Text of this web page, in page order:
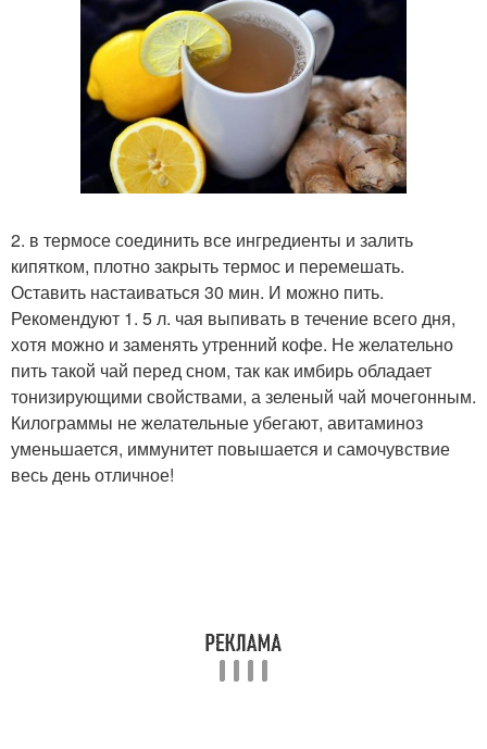
2. в термосе соединить все ингредиенты и залить
кипятком, плотно закрыть термос и перемешать.
Оставить настаиваться 30 мин. И можно пить.
Рекомендуют 1. 5 л. чая выпивать в течение всего дня,
хотя можно и заменять утренний кофе. Не желательно
пить такой чай перед сном, так как имбирь обладает
тонизирующими свойствами, а зеленый чай мочегонным.
Килограммы не желательные убегают, авитаминоз
уменьшается, иммунитет повышается и самочувствие
весь день отличное!